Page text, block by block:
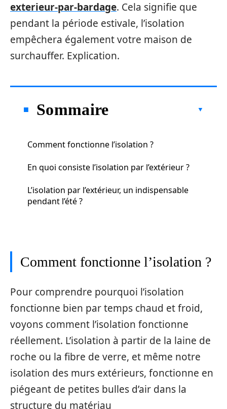
exterieur-par-bardage. Cela signifie que
pendant la période estivale, l’isolation
empêchera également votre maison de
surchauffer. Explication.
Sommaire
Comment fonctionne l’isolation ?
En quoi consiste l’isolation par l’extérieur ?
L’isolation par l’extérieur, un indispensable
pendant l’été ?
Comment fonctionne l’isolation ?
Pour comprendre pourquoi l’isolation
fonctionne bien par temps chaud et froid,
voyons comment l’isolation fonctionne
réellement. L’isolation à partir de la laine de
roche ou la fibre de verre, et même notre
isolation des murs extérieurs, fonctionne en
piégeant de petites bulles d’air dans la
structure du matériau